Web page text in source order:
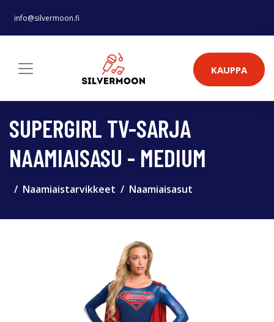
info@silvermoon.fi
KAUPPA
SUPERGIRL TV-SARJA
NAAMIAISASU - MEDIUM
Naamiaistarvikkeet Naamiaisasut